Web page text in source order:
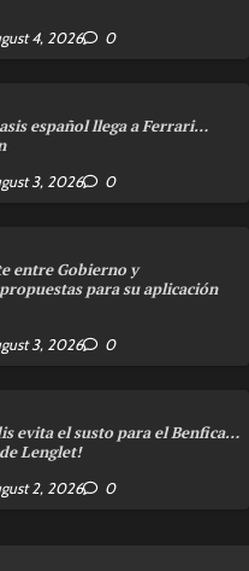
4, 2026 0
español llega a Ferrari…
3, 2026 0
entre Gobierno y
para su aplicación
3, 2026 0
evita el susto para el Benfica…
Lenglet!
2, 2026 0